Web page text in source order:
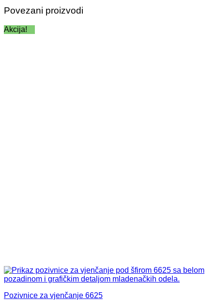
Povezani proizvodi
Akcija!
Pozivnice za vjenčanje 6625